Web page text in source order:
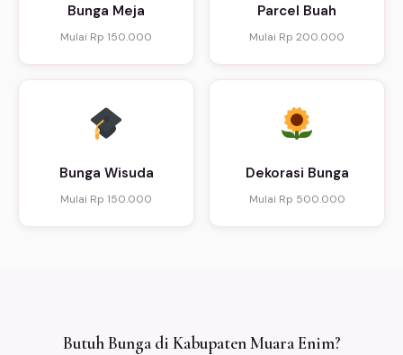
Bunga Meja
Mulai Rp 150.000
Parcel Buah
Mulai Rp 200.000
Bunga Wisuda
Mulai Rp 150.000
Dekorasi Bunga
Mulai Rp 500.000
Butuh Bunga di Kabupaten Muara Enim?